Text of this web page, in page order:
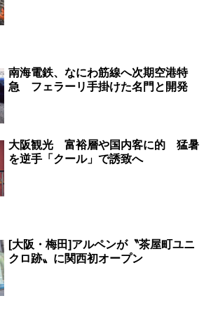
南海電鉄、なにわ筋線へ次期空港特
急 フェラーリ手掛けた名門と開発
大阪観光 富裕層や国内客に的 猛暑
を逆手「クール」で誘致へ
[大阪・梅田]アルペンが〝茶屋町ユニ
クロ跡〟に関西初オープン